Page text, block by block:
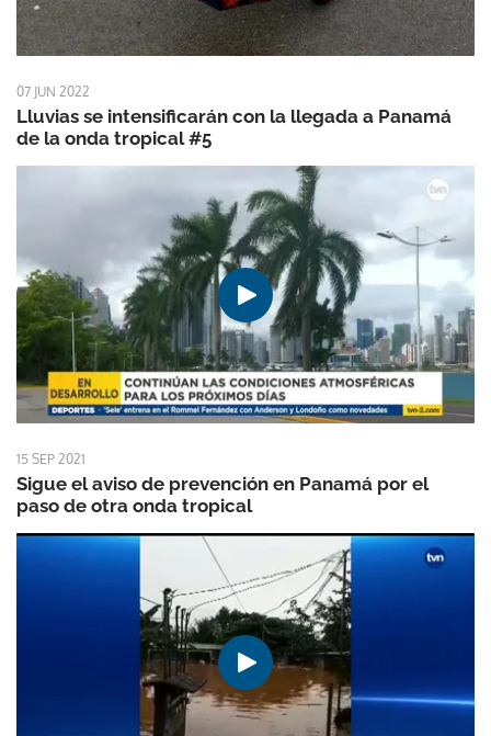
07 JUN 2022
Lluvias se intensificarán con la llegada a Panamá
de la onda tropical #5
15 SEP 2021
Sigue el aviso de prevención en Panamá por el
paso de otra onda tropical